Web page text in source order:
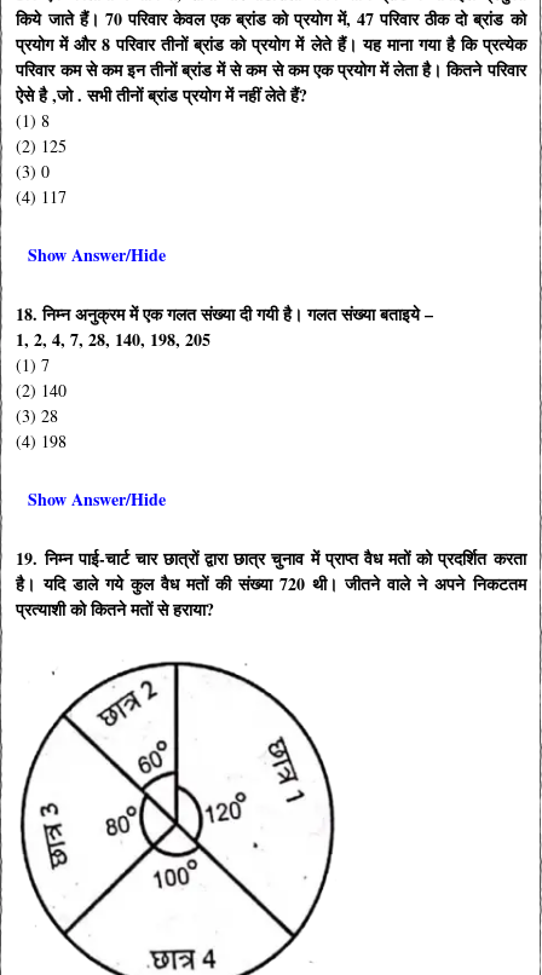
किये जाते हैं। 70 परिवार केवल एक ब्रांड को प्रयोग में, 47 परिवार ठीक दो ब्रांड को
प्रयोग में और 8 परिवार तीनों ब्रांड को प्रयोग में लेते हैं। यह माना गया है कि प्रत्येक
परिवार कम से कम इन तीनों ब्रांड में से कम से कम एक प्रयोग में लेता है। कितने परिवार
ऐसे है ,जो . सभी तीनों ब्रांड प्रयोग में नहीं लेते हैं?
(1) 8
(2) 125
(3) 0
(4) 117
Show Answer/Hide
18. निम्न अनुक्रम में एक गलत संख्या दी गयी है। गलत संख्या बताइये –
1, 2, 4, 7, 28, 140, 198, 205
(1) 7
(2) 140
(3) 28
(4) 198
Show Answer/Hide
19. निम्न पाई-चार्ट चार छात्रों द्वारा छात्र चुनाव में प्राप्त वैध मतों को प्रदर्शित करता
है। यदि डाले गये कुल वैध मतों की संख्या 720 थी। जीतने वाले ने अपने निकटतम
प्रत्याशी को कितने मतों से हराया?